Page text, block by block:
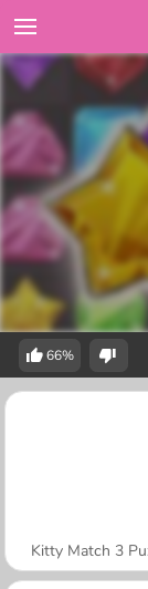
66%
Kitty Match 3